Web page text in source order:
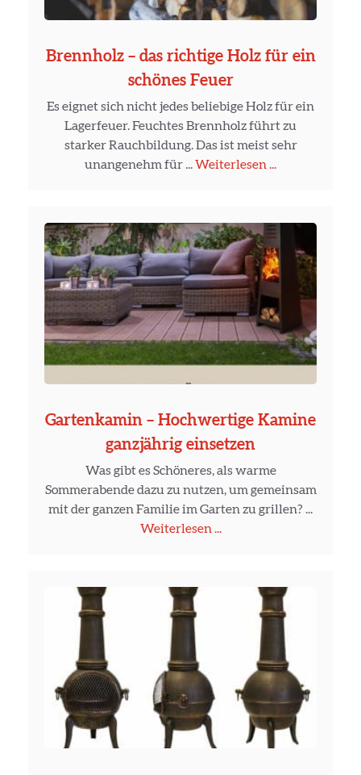
Brennholz – das richtige Holz für ein
schönes Feuer
Es eignet sich nicht jedes beliebige Holz für ein
Lagerfeuer. Feuchtes Brennholz führt zu
starker Rauchbildung. Das ist meist sehr
unangenehm für ...Weiterlesen ...
Gartenkamin – Hochwertige Kamine
ganzjährig einsetzen
Was gibt es Schöneres, als warme
Sommerabende dazu zu nutzen, um gemeinsam
mit der ganzen Familie im Garten zu grillen? ...
Weiterlesen ...